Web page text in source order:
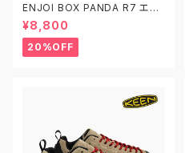
ENJOI BOX PANDA R7 エン
ジョイ スケートボード デッキ ス
ケボー 8.0 8.25 8.5
¥8,800
20%OFF